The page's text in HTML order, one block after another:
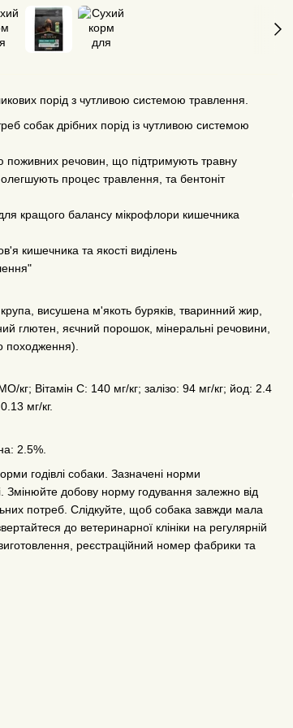
порід з чутливою системою травлення.
собак дрібних порід із чутливою системою
поживних речовин, що підтримують травну
процес травлення, та бентоніт
кращого балансу мікрофлори кишечника
кишечника та якості виділень
висушена м'якоть буряків, тваринний жир,
глютен, яєчний порошок, мінеральні речовини,
походження).
кг; Вітамін С: 140 мг/кг; залізо: 94 мг/кг; йод: 2.4
мг/кг.
2.5%.
годівлі собаки. Зазначені норми
Змінюйте добову норму годування залежно від
потреб. Слідкуйте, щоб собака завжди мала
до ветеринарної клініки на регулярній
реєстраційний номер фабрики та